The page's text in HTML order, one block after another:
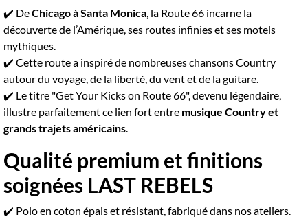
✔️ DeChicago à Santa Monica, la Route 66 incarne la
découverte de l’Amérique, ses routes infinies et ses motels
mythiques.
✔️ Cette route a inspiré de nombreuses chansons Country
autour du voyage, de la liberté, du vent et de la guitare.
✔️ Le titre "Get Your Kicks on Route 66", devenu légendaire,
illustre parfaitement ce lien fort entre musique Country et
grands trajets américains.
Qualité premium et finitions
soignées LAST REBELS
✔️ Polo en coton épais et résistant, fabriqué dans nos ateliers.